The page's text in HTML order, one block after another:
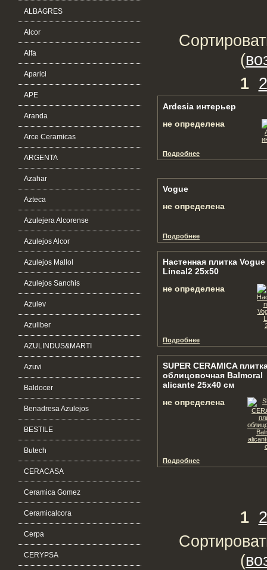
ALBAGRES
Alcor
Alfa
Aparici
APE
Aranda
Arce Ceramicas
ARGENTA
Azahar
Azteca
Azulejera Alcorense
Azulejos Alcor
Azulejos Mallol
Azulejos Sanchis
Azulev
Azuliber
AZULINDUS&MARTI
Azuvi
Baldocer
Benadresa Azulejos
BESTILE
Butech
CERACASA
Ceramica Gomez
Ceramicalcora
Cerpa
CERYPSA
(
1 2
Ardesia интерьер
не определена
Подробнее
Vogue
не определена
Подробнее
Настенная плитка
Lineal2 25x50
не определена
Подробнее
SUPER CERAMICA
облицовочная Balmoral
alicante 25x40 см
не определена
Подробнее
1 2
(